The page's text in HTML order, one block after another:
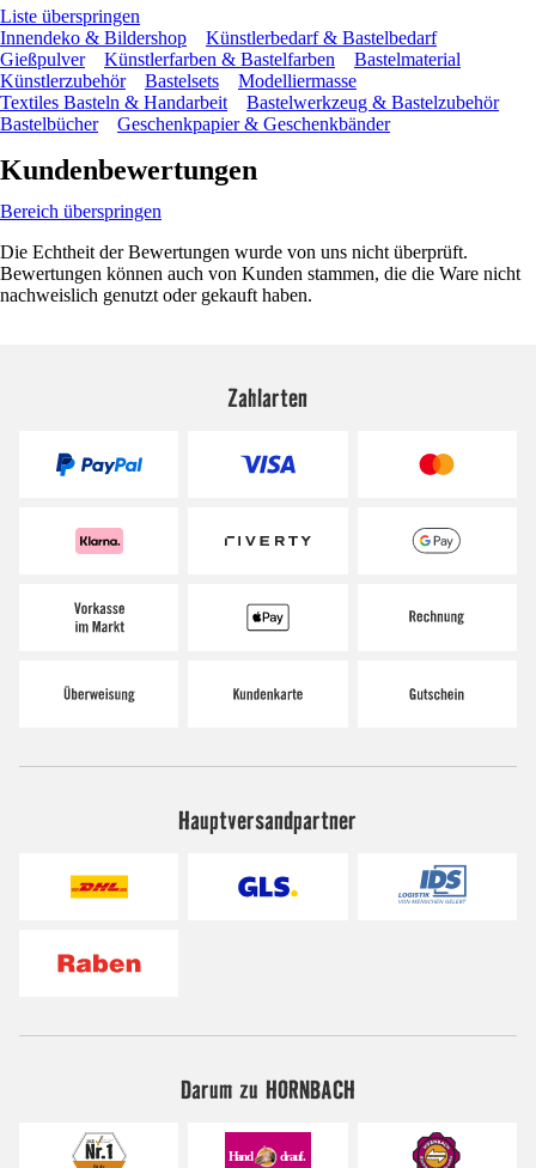
Liste überspringen
Innendeko & Bildershop
Künstlerbedarf & Bastelbedarf
Gießpulver
Künstlerfarben & Bastelfarben
Bastelmaterial
Künstlerzubehör
Bastelsets
Modelliermasse
Textiles Basteln & Handarbeit
Bastelwerkzeug & Bastelzubehör
Bastelbücher
Geschenkpapier & Geschenkbänder
Kundenbewertungen
Bereich überspringen
Die Echtheit der Bewertungen wurde von uns nicht überprüft.
Bewertungen können auch von Kunden stammen, die die Ware nicht
nachweislich genutzt oder gekauft haben.
Zahlarten
Hauptversandpartner
Darum zu HORNBACH